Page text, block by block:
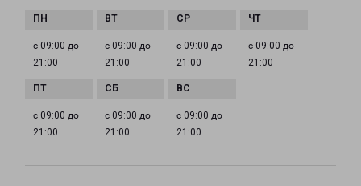
с 09:00 до
21:00
с 09:00 до
21:00
с 09:00 до
21:00
с 09:00 до
21:00
с 09:00 до
21:00
с 09:00 до
21:00
с 09:00 до
21:00